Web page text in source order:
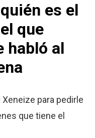
es el
que
habló al
para pedirle
que tiene el